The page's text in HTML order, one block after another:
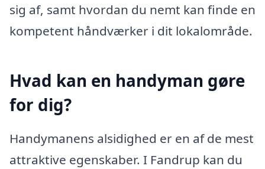
sig af, samt hvordan du nemt kan finde en
kompetent håndværker i dit lokalområde.
Hvad kan en handyman gøre
for dig?
Handymanens alsidighed er en af de mest
attraktive egenskaber. I Fandrup kan du